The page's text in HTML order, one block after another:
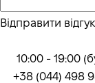
Відправити відгук
10:00 - 19:00
+38 (044) 498